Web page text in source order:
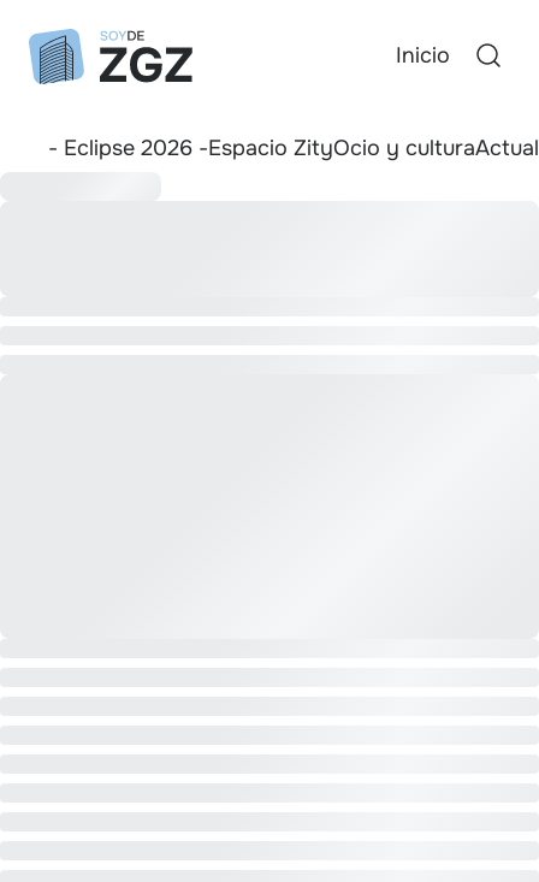
Inicio
- Eclipse 2026 -Espacio ZityOcio y cultura